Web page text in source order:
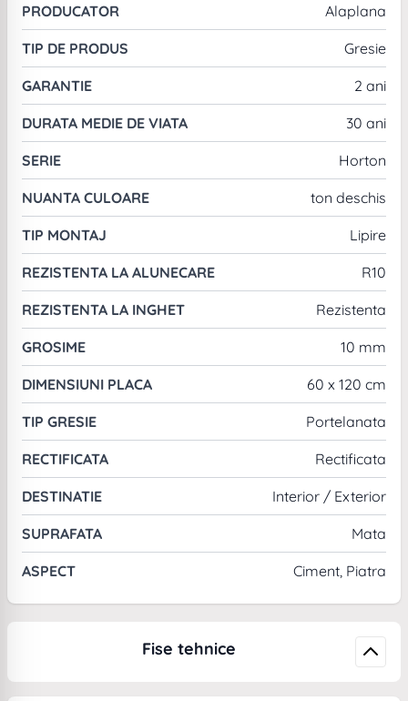
PRODUCATOR Alaplana
TIP DE PRODUS Gresie
GARANTIE 2 ani
DURATA MEDIE DE VIATA 30 ani
SERIE Horton
NUANTA CULOARE ton deschis
TIP MONTAJ Lipire
REZISTENTA LA ALUNECARE R10
REZISTENTA LA INGHET Rezistenta
GROSIME 10 mm
DIMENSIUNI PLACA 60 x 120 cm
TIP GRESIE Portelanata
RECTIFICATA Rectificata
DESTINATIE Interior / Exterior
SUPRAFATA Mata
ASPECT Ciment, Piatra
Fise tehnice